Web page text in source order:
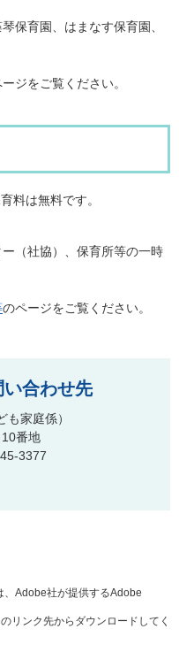
保育園、はまなす保育園、
ジをご覧ください。
料は無料です。
（社協）、保育所等の一時
のページをご覧ください。
合わせ先
も家庭係
番地
3377
、Adobe社が提供するAdobe
リンク先からダウンロードしてく